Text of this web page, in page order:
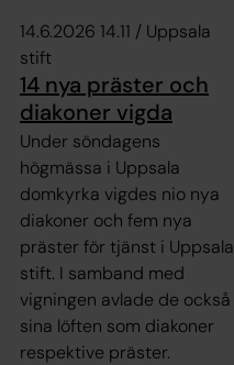
14.6.2026 14.11 / Uppsala
stift
14 nya präster och
diakoner vigda
Under söndagens
högmässa i Uppsala
domkyrka vigdes nio nya
diakoner och fem nya
präster för tjänst i Uppsala
stift. I samband med
vigningen avlade de också
sina löften som diakoner
respektive präster.